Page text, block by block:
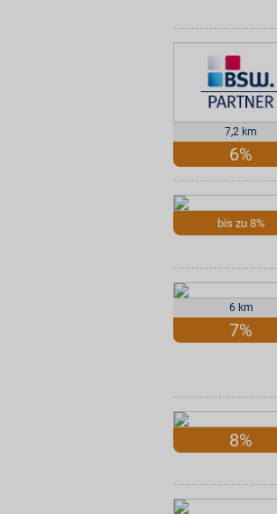
7,2 km
6%
bis zu 8%
6 km
7%
8%